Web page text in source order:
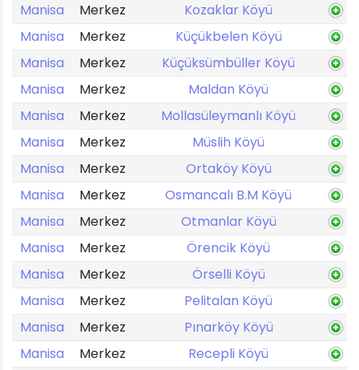
Manisa
Merkez
Kozaklar Köyü
Manisa
Merkez
Küçükbelen Köyü
Manisa
Merkez
Küçüksümbüller Köyü
Manisa
Merkez
Maldan Köyü
Manisa
Merkez
Mollasüleymanlı Köyü
Manisa
Merkez
Müslih Köyü
Manisa
Merkez
Ortaköy Köyü
Manisa
Merkez
Osmancalı B.M Köyü
Manisa
Merkez
Otmanlar Köyü
Manisa
Merkez
Örencik Köyü
Manisa
Merkez
Örselli Köyü
Manisa
Merkez
Pelitalan Köyü
Manisa
Merkez
Pınarköy Köyü
Manisa
Merkez
Recepli Köyü